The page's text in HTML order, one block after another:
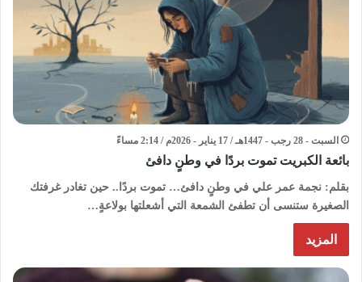
السبت - 28 رجب - 1447هـ / 17 يناير - 2026م / 2:14 مساءً
بائعة الكبريت تموت بردًا في وطنٍ دافئ
بقلم: نجمة عمر علي في وطنٍ دافئ… تموت بردًا.. حين تغادر غرفتك
الصغيرة ستنسى أن تطفئ الشمعة التي أشعلتها بولاعةٍ…
المزيد